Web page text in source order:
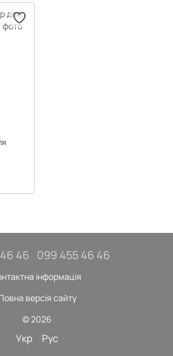
46 099 455 46 46
інформація
версія сайту
© 2026
Укр Рус